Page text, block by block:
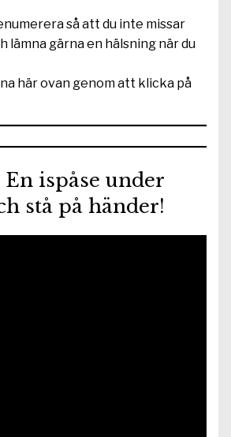
så att du inte missar
lämna gärna en hälsning när du
här ovan genom att klicka på
En ispåse under
stå på händer!